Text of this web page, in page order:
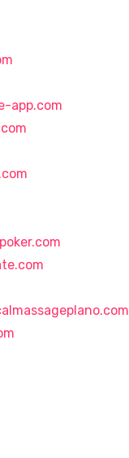
app.com